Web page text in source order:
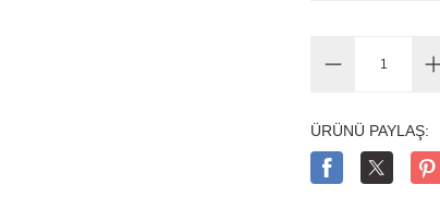
ÜRÜNÜ PAYLAŞ: